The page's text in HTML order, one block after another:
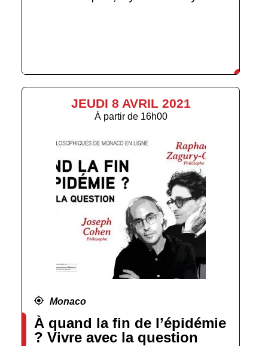
JEUDI 8 AVRIL 2021
À partir de 16h00
Monaco
À quand la fin de l’épidémie
? Vivre avec la question